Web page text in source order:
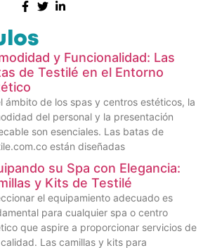
y Funcionalidad: Las
de Testilé en el Entorno
ámbito de los spas y centros estéticos, la
del personal y la presentación
son esenciales. Las batas de
están diseñadas
su Spa con Elegancia:
y Kits de Testilé
el equipamiento adecuado es
para cualquier spa o centro
que aspire a proporcionar servicios de
Las camillas y kits para